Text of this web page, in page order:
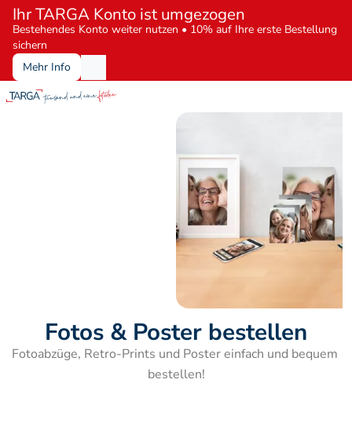
Ihr TARGA Konto ist umgezogen
Bestehendes Konto weiter nutzen • 10% auf Ihre erste Bestellung
sichern
Mehr Info
Fotos & Poster bestellen
Fotoabzüge, Retro-Prints und Poster einfach und bequem
bestellen!